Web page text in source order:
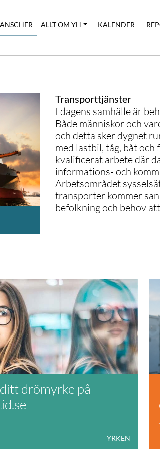
ALLT OM YH KALENDER
Transporttjänster
I dagens samhälle är
Både människor och
och detta sker dygnet
med lastbil, tåg, båt
kvalificerat arbete där
informations- och
Arbetsområdet
transporter kommer
befolkning och behov
drömyrke på
YRKEN